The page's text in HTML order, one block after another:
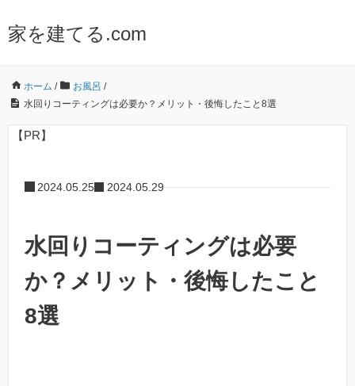
家を建てる.com
ホーム / お風呂 /
水回りコーティングは必要か？メリット・後悔したこと8選
【PR】
2024.05.25 2024.05.29
水回りコーティングは必要
か？メリット・後悔したこと
8選